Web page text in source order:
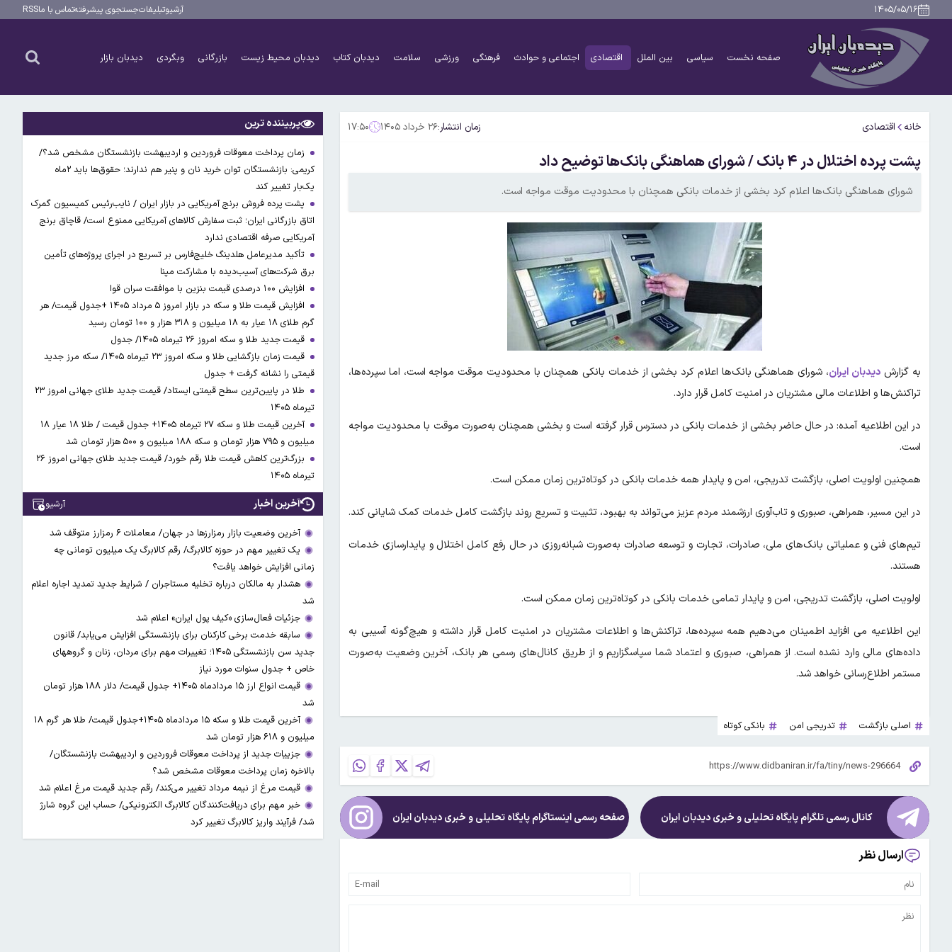
۱۴۰۵/۰۵/۱۶ آرشیوتبلیغاتجستجوی پیشرفتهتماس با ماRSS
صفحه نخست سیاسی بین الملل اقتصادی اجتماعی و حوادث فرهنگی ورزشی سلامت دیدبان کتاب دیدبان محیط زیست بازرگانی وبگردی دیدبان بازار
خانه اقتصادی زمان انتشار:۲۶ خرداد ۱۴۰۵ ۱۷:۵۰
پشت پرده اختلال در ۴ بانک / شورای هماهنگی بانک‌ها توضیح داد
شورای هماهنگی بانک‌ها اعلام کرد بخشی از خدمات بانکی همچنان با محدودیت موقت مواجه است.
به گزارش دیدبان ایران، شورای هماهنگی بانک‌ها اعلام کرد بخشی از خدمات بانکی همچنان با محدودیت موقت مواجه است، اما سپرده‌ها،
تراکنش‌ها و اطلاعات مالی مشتریان در امنیت کامل قرار دارد.
در این اطلاعیه آمده: در حال حاضر بخشی از خدمات بانکی در دسترس قرار گرفته است و بخشی همچنان به‌صورت موقت با محدودیت مواجه
است.
همچنین اولویت اصلی، بازگشت تدریجی، امن و پایدار همه خدمات بانکی در کوتاه‌ترین زمان ممکن است.
در این مسیر، همراهی، صبوری و تاب‌آوری ارزشمند مردم عزیز می‌تواند به بهبود، تثبیت و تسریع روند بازگشت کامل خدمات کمک شایانی کند.
تیم‌های فنی و عملیاتی بانک‌های ملی، صادرات، تجارت و توسعه صادرات به‌صورت شبانه‌روزی در حال رفع کامل اختلال و پایدارسازی خدمات
هستند.
اولویت اصلی، بازگشت تدریجی، امن و پایدار تمامی خدمات بانکی در کوتاه‌ترین زمان ممکن است.
این اطلاعیه می افزاید اطمینان می‌دهیم همه سپرده‌ها، تراکنش‌ها و اطلاعات مشتریان در امنیت کامل قرار داشته و هیچ‌گونه آسیبی به
داده‌های مالی وارد نشده است. از همراهی، صبوری و اعتماد شما سپاسگزاریم و از طریق کانال‌های رسمی هر بانک، آخرین وضعیت به‌صورت
مستمر اطلاع‌رسانی خواهد شد.
اصلی بازگشت تدریجی امن بانکی کوتاه
کانال رسمی تلگرام پایگاه تحلیلی و خبریدیدبان ایران صفحه رسمی اینستاگرام پایگاه تحلیلی و خبریدیدبان ایران
ارسال نظر
پربیننده ترین
زمان پرداخت معوقات فروردین و اردیبهشت بازنشستگان مشخص شد؟/
کریمی: بازنشستگان توان خرید نان و پنیر هم ندارند؛ حقوق‌ها باید ۲ماه
یک‌بار تغییر کند
پشت پرده فروش برنج آمریکایی در بازار ایران / نایب‌رئیس کمیسیون گمرک
اتاق بازرگانی ایران؛ ثبت سفارش کالاهای آمریکایی ممنوع است/ قاچاق برنج
آمریکایی صرفه اقتصادی ندارد
تأکید مدیرعامل هلدینگ خلیج‌فارس بر تسریع در اجرای پروژه‌های تأمین
برق شرکت‌های آسیب‌دیده با مشارکت مپنا
افزایش ۱۰۰ درصدی قیمت بنزین با موافقت سران قوا
افزایش قیمت طلا و سکه در بازار امروز ۵ مرداد ۱۴۰۵ +جدول قیمت/ هر
گرم طلای ۱۸ عیار به ۱۸ میلیون و ۳۱۸ هزار و ۱۰۰ تومان رسید
قیمت جدید طلا و سکه امروز ۲۶ تیرماه ۱۴۰۵/ جدول
قیمت زمان بازگشایی طلا و سکه امروز ۲۳ تیرماه ۱۴۰۵/ سکه مرز جدید
قیمتی را نشانه گرفت + جدول
طلا در پایین‌ترین سطح قیمتی ایستاد/ قیمت جدید طلای جهانی امروز ۲۳
تیرماه ۱۴۰۵
آخرین قیمت طلا و سکه ۲۷ تیرماه ۱۴۰۵+ جدول قیمت / طلا ۱۸ عیار ۱۸
میلیون و ۷۹۵ هزار تومان و سکه ۱۸۸ میلیون و ۵۰۰ هزار تومان شد
بزرگ‌ترین کاهش قیمت طلا رقم خورد/ قیمت جدید طلای جهانی امروز ۲۶
تیرماه ۱۴۰۵
آخرین اخبار آرشیو
آخرین وضعیت بازار رمزارزها در جهان/ معاملات ۶ رمزارز متوقف شد
یک تغییر مهم در حوزه کالابرگ/ رقم کالابرگ یک میلیون تومانی چه
زمانی افزایش خواهد یافت؟
هشدار به مالکان درباره تخلیه مستاجران / شرایط جدید تمدید اجاره اعلام
شد
جزئیات فعال‌سازی «کیف پول ایران» اعلام شد
سابقه خدمت برخی کارکنان برای بازنشستگی افزایش می‌یابد/ قانون
جدید سن بازنشستگی ۱۴۰۵؛ تغییرات مهم برای مردان، زنان و گروههای
خاص + جدول سنوات مورد نیاز
قیمت انواع ارز ۱۵ مردادماه ۱۴۰۵+ جدول قیمت/ دلار ۱۸۸ هزار تومان
شد
آخرین قیمت طلا و سکه ۱۵ مردادماه ۱۴۰۵+جدول قیمت/ طلا هر گرم ۱۸
میلیون و ۶۱۸ هزار تومان شد
جزییات جدید از پرداخت معوقات فروردین و اردیبهشت بازنشستگان/
بالاخره زمان پرداخت معوقات مشخص شد؟
قیمت مرغ از نیمه مرداد تغییر می‌کند/ رقم جدید قیمت مرغ اعلام شد
خبر مهم برای دریافت‌کنندگان کالابرگ الکترونیکی/ حساب این گروه شارژ
شد/ فرآیند واریز کالابرگ تغییر کرد